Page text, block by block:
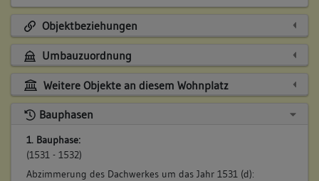
Objektbeziehungen
Umbauzuordnung
Weitere Objekte an diesem Wohnplatz
Bauphasen
1. Bauphase:
(1531 - 1532)
Abzimmerung des Dachwerkes um das Jahr 1531 (d):